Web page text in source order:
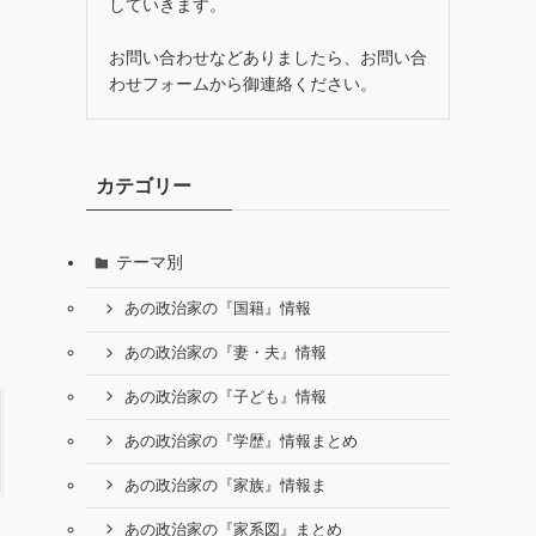
していきます。
お問い合わせなどありましたら、お問い合
わせフォームから御連絡ください。
カテゴリー
テーマ別
あの政治家の『国籍』情報
あの政治家の『妻・夫』情報
あの政治家の『子ども』情報
あの政治家の『学歴』情報まとめ
あの政治家の『家族』情報ま
あの政治家の『家系図』まとめ